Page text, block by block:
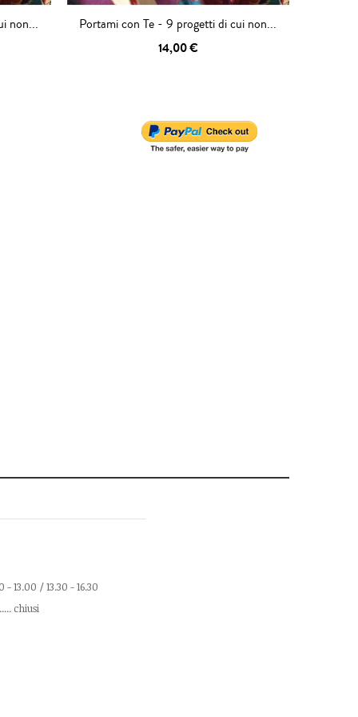
non...
AGGIUNGI AL
Portami con Te - 9 progetti di cui non...
14,00 €
13.00 / 13.30 - 16.30
chiusi